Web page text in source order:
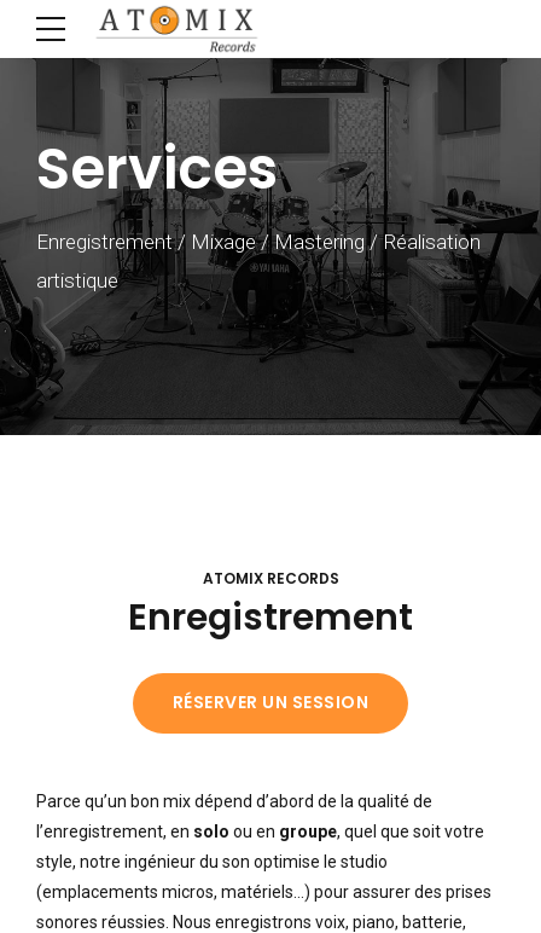
Services
Enregistrement / Mixage / Mastering / Réalisation
artistique
ATOMIX RECORDS
Enregistrement
RÉSERVER UN SESSION
Parce qu’un bon mix dépend d’abord de la qualité de
l’enregistrement, en solo ou en groupe, quel que soit votre
style, notre ingénieur du son optimise le studio
(emplacements micros, matériels…) pour assurer des prises
sonores réussies. Nous enregistrons voix, piano, batterie,